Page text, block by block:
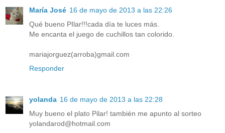
María José 16 de mayo de 2013 a las 22:26
Qué bueno PIlar!!!cada día te luces más.
Me encanta el juego de cuchillos tan colorido.
mariajorguez(arroba)gmail.com
Responder
yolanda 16 de mayo de 2013 a las 22:28
Muy bueno el plato Pilar! también me apunto al sorteo
yolandarod@hotmail.com